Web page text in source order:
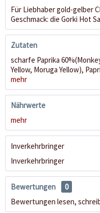
Für Liebhaber gold-gelber
Geschmack: die Gorki Hot
Zutaten
scharfe Paprika
Yellow, Moruga Yellow),
mehr
Nährwerte
mehr
Inverkehrbringer
Inverkehrbringer
Bewertungen
0
Bewertungen lesen,